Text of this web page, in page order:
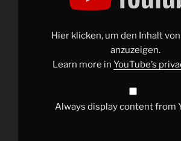
présidentHier klicken, um den Inhalt
anzuzeigen.
Learn more in YouTube’s
Always display content from